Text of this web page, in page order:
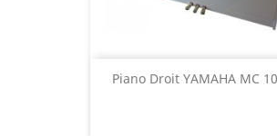
Piano Droit YAMAHA MC